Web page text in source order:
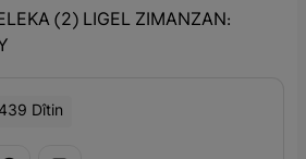
(2) LIGEL ZIMANZAN:
Dîtin